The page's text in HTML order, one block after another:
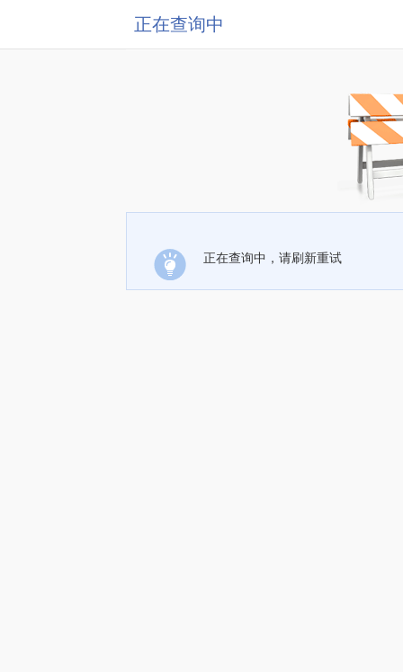
正在查询中
正在查询中，请刷新重试